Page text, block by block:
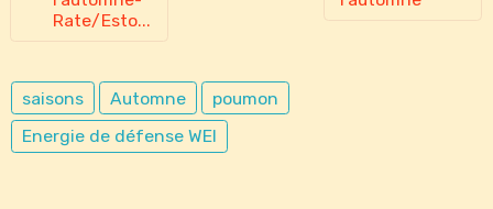
Rate/Esto...
saisons Automne
poumon
Energie de défense WEI